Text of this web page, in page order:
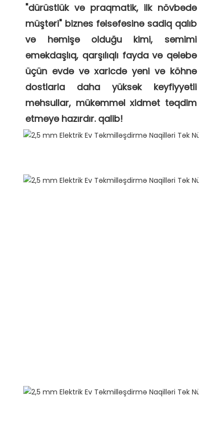
"dürüstlük və praqmatik, ilk növbədə
müştəri" biznes fəlsəfəsinə sadiq qalıb
və həmişə olduğu kimi, səmimi
əməkdaşlıq, qarşılıqlı fayda və qələbə
üçün evdə və xaricdə yeni və köhnə
dostlarla daha yüksək keyfiyyətli
məhsullar, mükəmməl xidmət təqdim